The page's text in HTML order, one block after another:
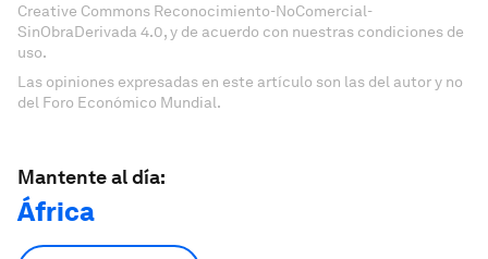
Creative Commons Reconocimiento-NoComercial-
SinObraDerivada 4.0, y de acuerdo con nuestras condiciones de
uso.
Las opiniones expresadas en este artículo son las del autor y no
del Foro Económico Mundial.
Mantente al día:
África